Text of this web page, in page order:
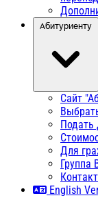
Абитуриенту
Сайт
Для
Группа
English